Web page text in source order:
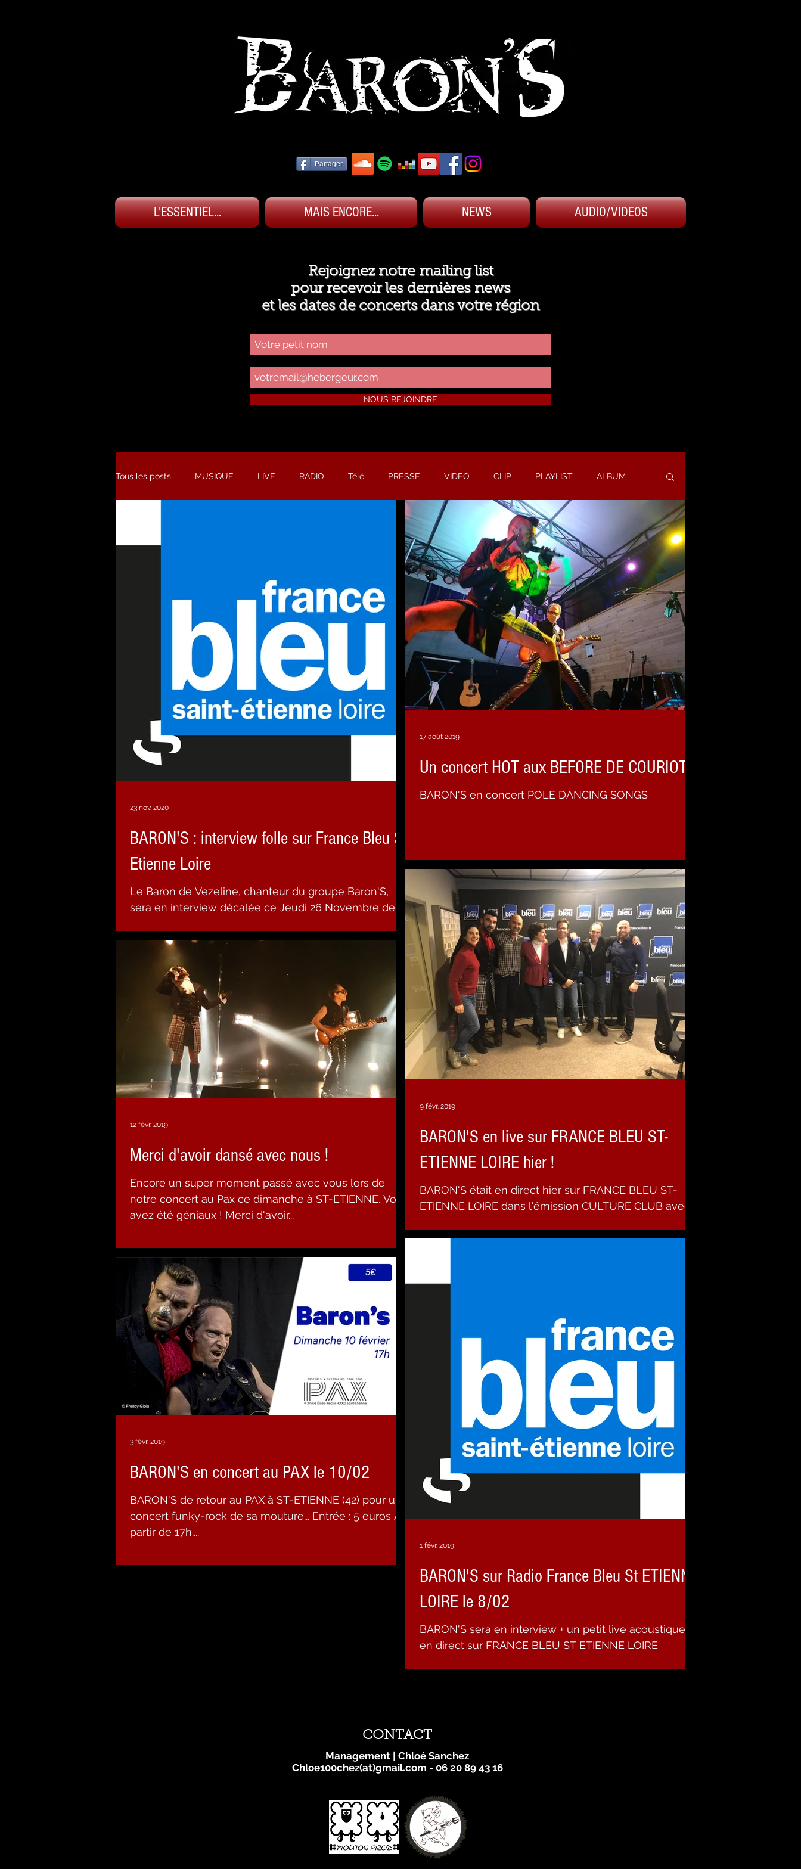
Partager
L'ESSENTIEL... MAIS ENCORE... NEWS AUDIO/VIDEOS
Rejoignez notre mailing list
pour recevoir les dernières news
et les dates de concerts dans votre région
NOUS REJOINDRE
Tous les posts MUSIQUE LIVE RADIO Télé PRESSE VIDEO CLIP PLAYLIST ALBUM
BARON'S : interview folle sur France Bleu St-
Etienne Loire
Le Baron de Vezeline, chanteur du groupe Baron'S,
sera en interview décalée ce Jeudi 26 Novembre de
23 nov. 2020
Un concert HOT aux BEFORE DE COURIOT !
BARON'S en concert POLE DANCING SONGS
17 août 2019
Merci d'avoir dansé avec nous !
Encore un super moment passé avec vous lors de
notre concert au Pax ce dimanche à ST-ETIENNE. Vous
avez été géniaux ! Merci d'avoir...
12 févr. 2019
BARON'S en live sur FRANCE BLEU ST-
ETIENNE LOIRE hier !
BARON'S était en direct hier sur FRANCE BLEU ST-
ETIENNE LOIRE dans l'émission CULTURE CLUB avec
9 févr. 2019
BARON'S en concert au PAX le 10/02
BARON'S de retour au PAX à ST-ETIENNE (42) pour un
concert funky-rock de sa mouture... Entrée : 5 euros A
partir de 17h....
3 févr. 2019
BARON'S sur Radio France Bleu St ETIENNE
LOIRE le 8/02
BARON'S sera en interview + un petit live acoustique,
en direct sur FRANCE BLEU ST ETIENNE LOIRE
1 févr. 2019
CONTACT
Management | Chloé Sanchez
Chloe100chez(at)gmail.com - 06 20 89 43 16